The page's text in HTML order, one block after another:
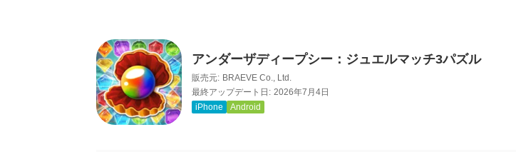
アンダーザディープシー：ジュエルマッチ3パズル
販売元: BRAEVE Co., Ltd.
最終アップデート日: 2026年7月4日
iPhone
Android